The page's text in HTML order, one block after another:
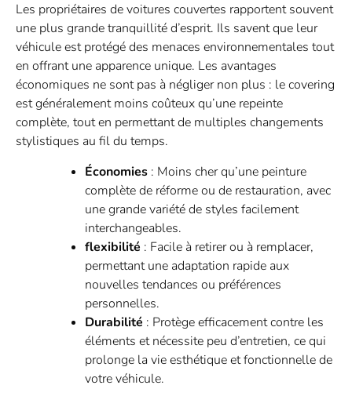
Les propriétaires de voitures couvertes rapportent souvent
une plus grande tranquillité d’esprit. Ils savent que leur
véhicule est protégé des menaces environnementales tout
en offrant une apparence unique. Les avantages
économiques ne sont pas à négliger non plus : le covering
est généralement moins coûteux qu’une repeinte
complète, tout en permettant de multiples changements
stylistiques au fil du temps.
Économies : Moins cher qu’une peinture
complète de réforme ou de restauration, avec
une grande variété de styles facilement
interchangeables.
flexibilité : Facile à retirer ou à remplacer,
permettant une adaptation rapide aux
nouvelles tendances ou préférences
personnelles.
Durabilité : Protège efficacement contre les
éléments et nécessite peu d’entretien, ce qui
prolonge la vie esthétique et fonctionnelle de
votre véhicule.